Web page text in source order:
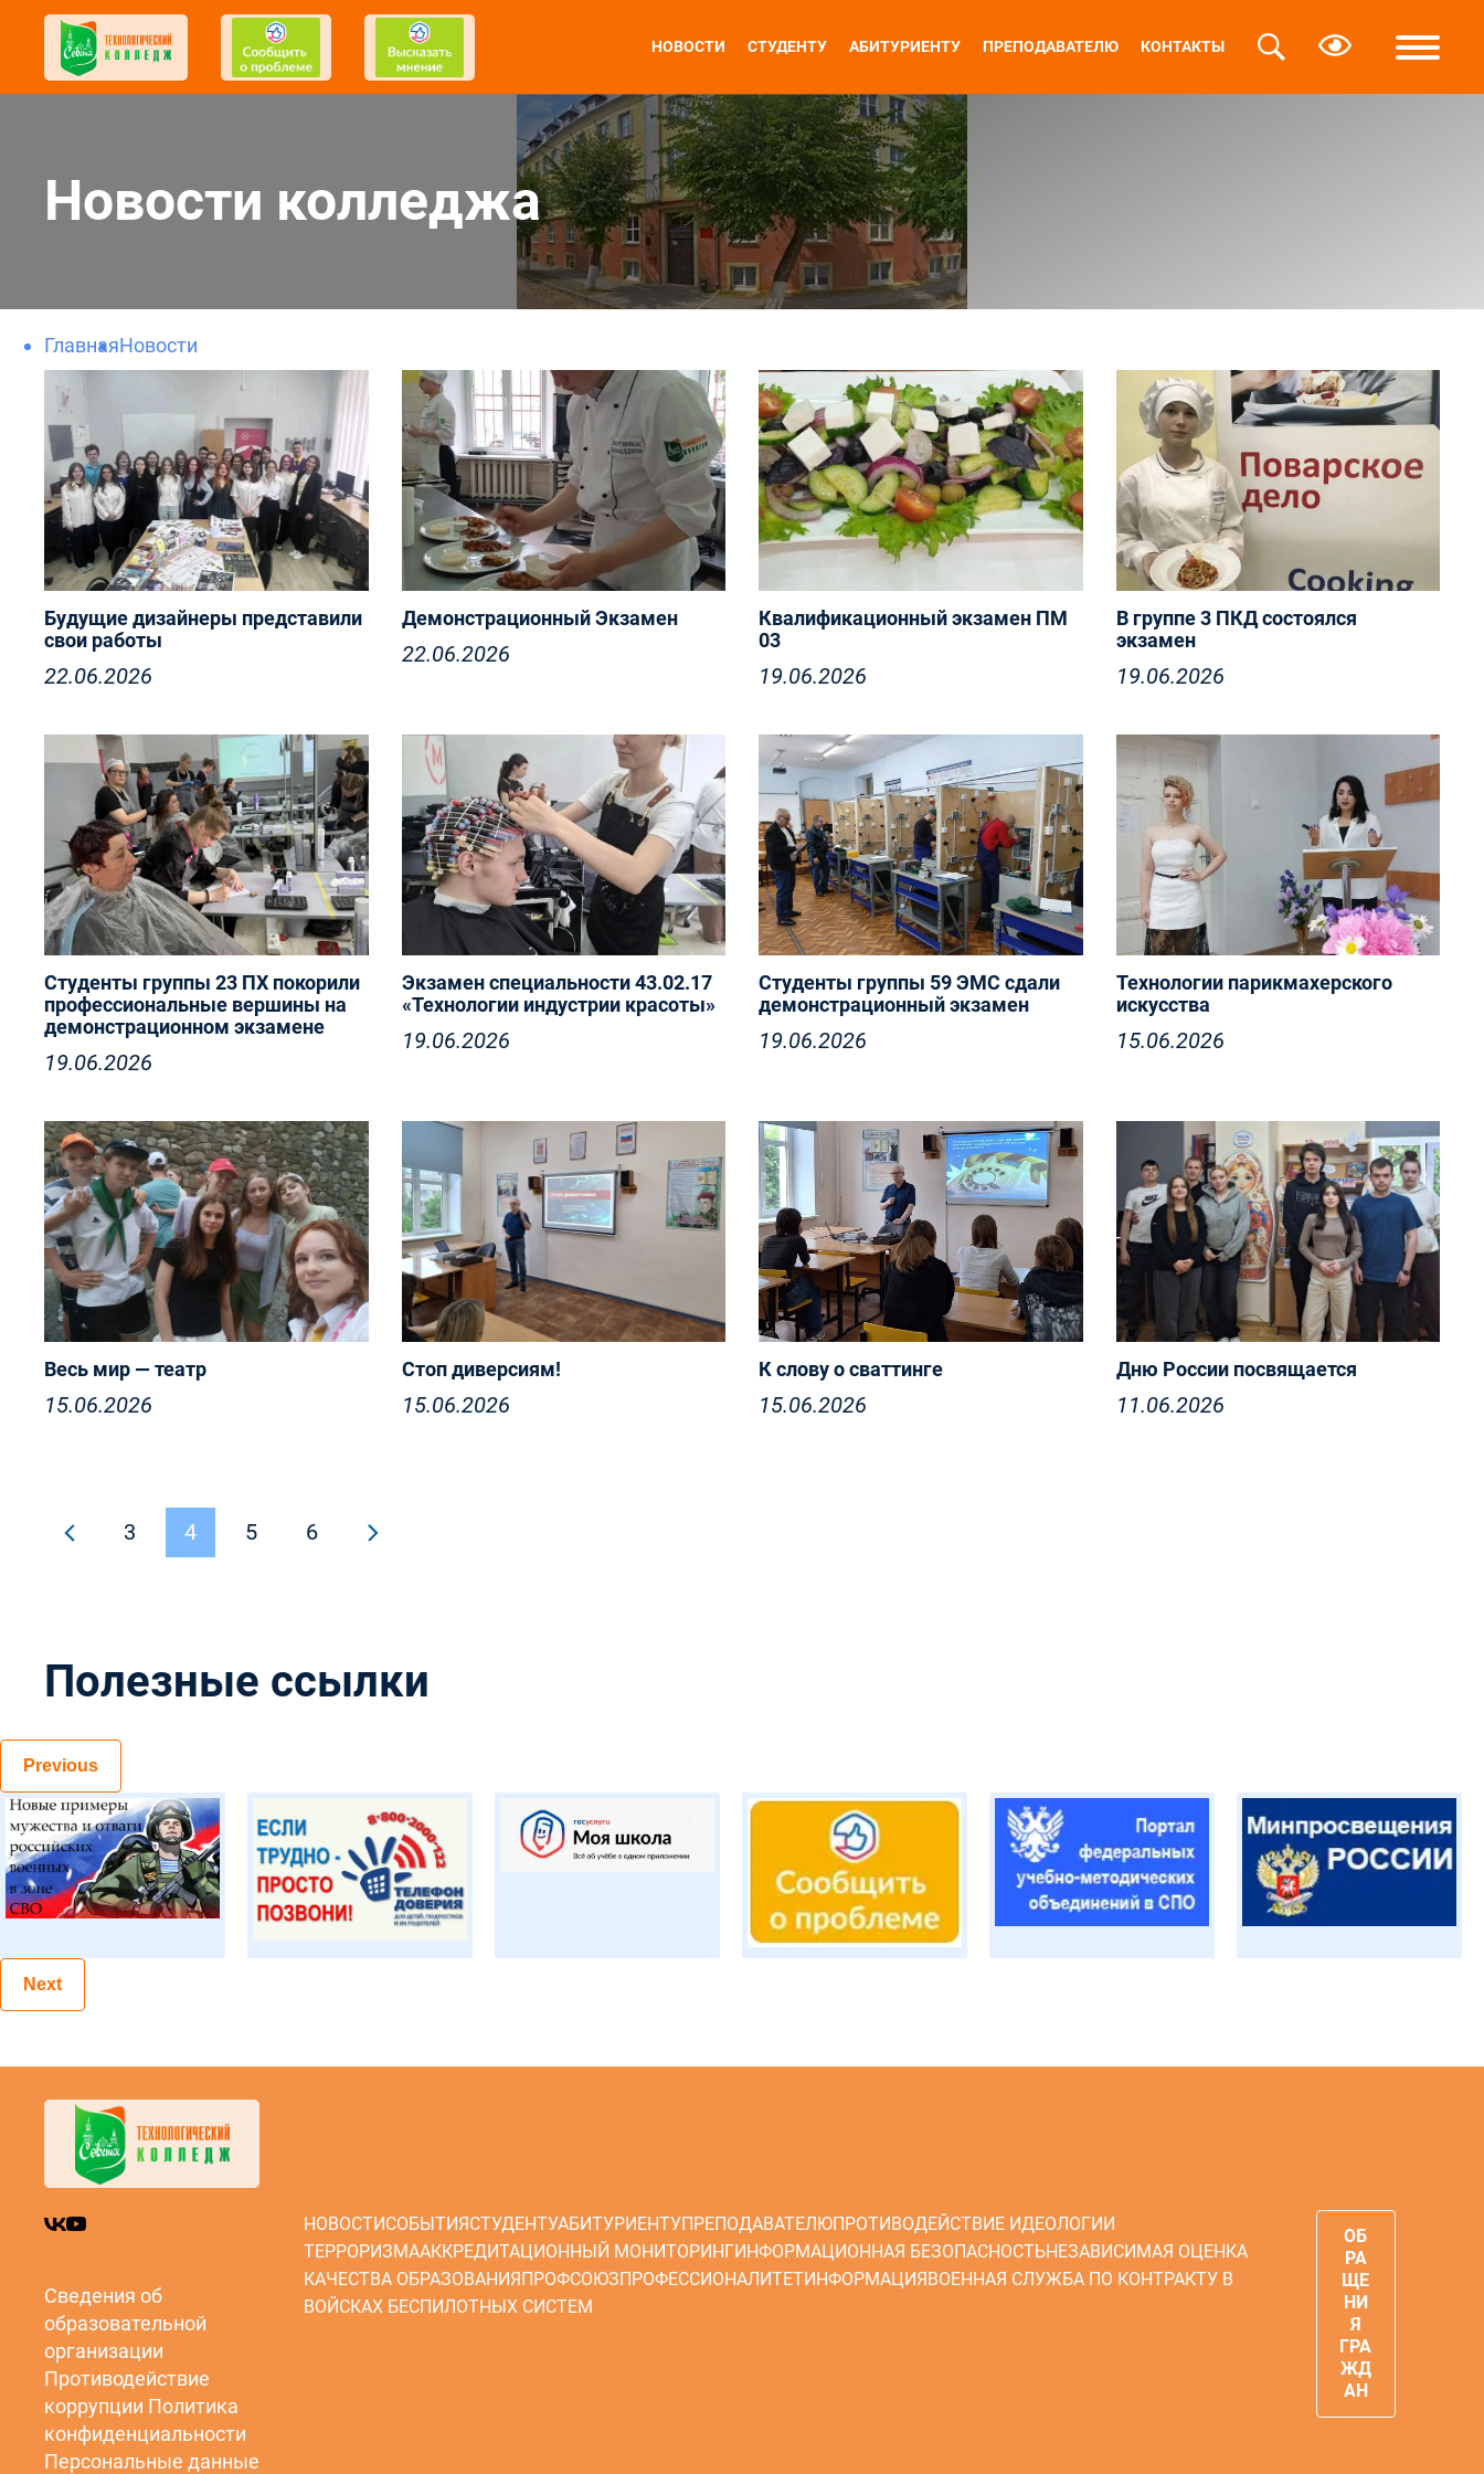
НОВОСТИ СТУДЕНТУ АБИТУРИЕНТУ ПРЕПОДАВАТЕЛЮ КОНТАКТЫ
Новости колледжа
ГлавнаяНовости
Успешная защита дипломных
проектов в Технологическом
колледже
Будущие дизайнеры представили
свои работы
22.06.2026
«Поварское и кондитерское дело»
прошёл демонстрационный
экзамен
Демонстрационный Экзамен
22.06.2026
Квалификационный экзамен ПМ
03
19.06.2026
В группе 3 ПКД состоялся
экзамен
19.06.2026
Студенты группы 23 ПХ покорили
профессиональные вершины на
демонстрационном экзамене
19.06.2026
Экзамен специальности 43.02.17
«Технологии индустрии красоты»
19.06.2026
Студенты группы 59 ЭМС сдали
демонстрационный экзамен
19.06.2026
Технологии парикмахерского
искусства
15.06.2026
участники «Форума школьных
театров»
Весь мир — театр
15.06.2026
Стоп диверсиям!
15.06.2026
К слову о сваттинге
15.06.2026
Дню России посвящается
11.06.2026
3 4 5 6
Полезные ссылки
Previous
Next
Сведения об
образовательной
организации
Противодействие
коррупции Политика
конфиденциальности
Персональные данные
НОВОСТИСОБЫТИЯСТУДЕНТУАБИТУРИЕНТУПРЕПОДАВАТЕЛЮПРОТИВОДЕЙСТВИЕ ИДЕОЛОГИИ
ТЕРРОРИЗМААККРЕДИТАЦИОННЫЙ МОНИТОРИНГИНФОРМАЦИОННАЯ БЕЗОПАСНОСТЬНЕЗАВИСИМАЯ ОЦЕНКА
КАЧЕСТВА ОБРАЗОВАНИЯПРОФСОЮЗПРОФЕССИОНАЛИТЕТИНФОРМАЦИЯВОЕННАЯ СЛУЖБА ПО КОНТРАКТУ В
ВОЙСКАХ БЕСПИЛОТНЫХ СИСТЕМ
ОБ
РА
ЩЕ
НИ
Я
ГРА
ЖД
АН